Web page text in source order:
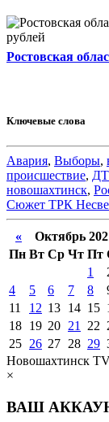
Ростовская
Ключевые слова
Авария, Выборы,
происшествие,
новошахтинск,
Сюжет ТРК
« Октябрь
Пн Вт Ср Чт Пт
1
4
5 6 7 8
11
12 13 14 15
18 19 20 21 22
25 26 27 28 29
Новошахтинск
×
ВАШ